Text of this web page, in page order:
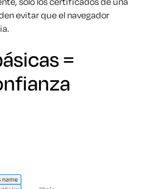
evitar que el navegador
=